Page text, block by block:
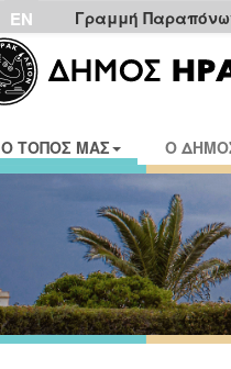
EN Γραμμή
Ο ΤΟΠΟΣ ΜΑΣ Ο